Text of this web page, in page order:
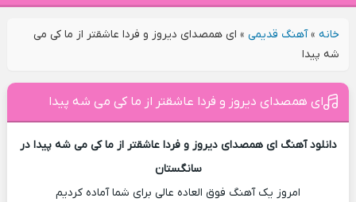
خانه»آهنگ قدیمی» ای همصدای دیروز و فردا عاشقتر از ما کی می
شه پیدا
ای همصدای دیروز و فردا عاشقتر از ما کی می شه پیدا
دانلود آهنگ ای همصدای دیروز و فردا عاشقتر از ما کی می شه پیدا در
سانگستان
امروز یک آهنگ فوق العاده عالی برای شما آماده کردیم